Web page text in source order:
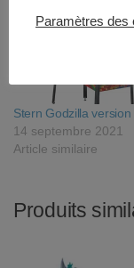
Stern Godzilla version
14 septembre 2021
Article similaire
Produits
Paramètres des